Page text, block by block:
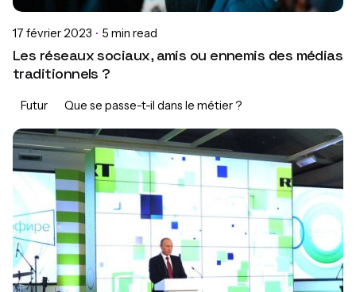
17 février 2023 5 min read
Les réseaux sociaux, amis ou ennemis des médias
traditionnels ?
Futur Que se passe-t-il dans le métier ?
Posted by
Morgane Jean